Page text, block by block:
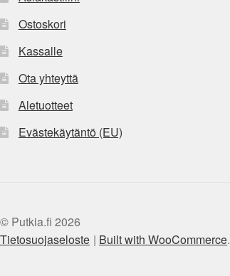
Ostoskori
Kassalle
Ota yhteyttä
Aletuotteet
Evästekäytäntö (EU)
© Putkia.fi 2026
Tietosuojaseloste
Built with WooCommerce.